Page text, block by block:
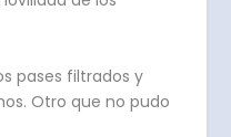
pases filtrados y
Otro que no pudo